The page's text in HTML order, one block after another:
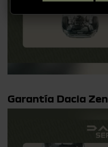
Garantía Dacia Zen